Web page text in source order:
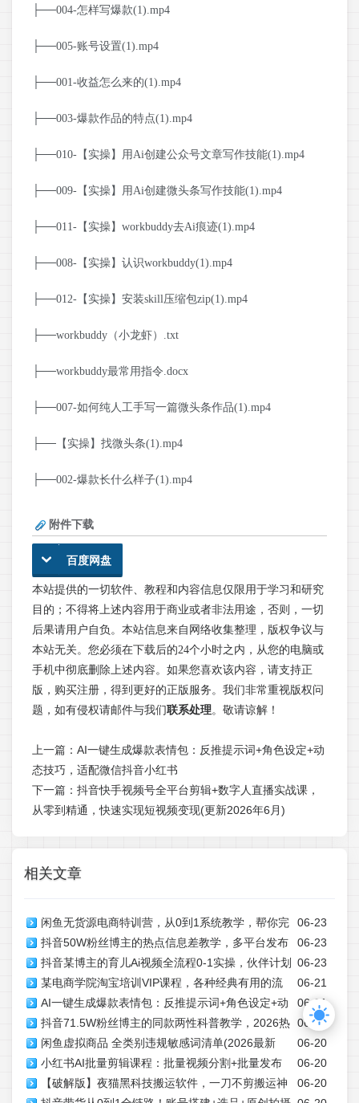
├──004-怎样写爆款(1).mp4
├──005-账号设置(1).mp4
├──001-收益怎么来的(1).mp4
├──003-爆款作品的特点(1).mp4
├──010-【实操】用Ai创建公众号文章写作技能(1).mp4
├──009-【实操】用Ai创建微头条写作技能(1).mp4
├──011-【实操】workbuddy去Ai痕迹(1).mp4
├──008-【实操】认识workbuddy(1).mp4
├──012-【实操】安装skill压缩包zip(1).mp4
├──workbuddy（小龙虾）.txt
├──workbuddy最常用指令.docx
├──007-如何纯人工手写一篇微头条作品(1).mp4
├──【实操】找微头条(1).mp4
├──002-爆款长什么样子(1).mp4
附件下载
百度网盘
本站提供的一切软件、教程和内容信息仅限用于学习和研究
目的；不得将上述内容用于商业或者非法用途，否则，一切
后果请用户自负。本站信息来自网络收集整理，版权争议与
本站无关。您必须在下载后的24个小时之内，从您的电脑或
手机中彻底删除上述内容。如果您喜欢该内容，请支持正
版，购买注册，得到更好的正版服务。我们非常重视版权问
题，如有侵权请邮件与我们联系处理。敬请谅解！
上一篇： AI一键生成爆款表情包：反推提示词+角色设定+动
态技巧，适配微信抖音小红书
下一篇： 抖音快手视频号全平台剪辑+数字人直播实战课，
从零到精通，快速实现短视频变现(更新2026年6月)​
相关文章
06-23
闲鱼无货源电商特训营，从0到1系统教学，帮你完
整掌握闲鱼无货源电商的运营方法
06-23
抖音50W粉丝博主的热点信息差教学，多平台发布
(抖音快手B站视频号微博等)，1个视频多份收益，月入
2W+
06-23
抖音某博主的育儿Ai视频全流程0-1实操，伙伴计划
+分成计划+商单收徒等多种收益，日入300+
06-21
某电商学院淘宝培训VIP课程，各种经典有用的流
量获取秘籍，改善运营产品没利润的处境(2026年6月)06-21
AI一键生成爆款表情包：反推提示词+角色设定+动
态技巧，适配微信抖音小红书
06-21
抖音71.5W粉丝博主的同款两性科普教学，2026热
门赛道，操作简单，轻松上手，0基础也能做，吃伙伴+精
选收益
06-20
闲鱼虚拟商品 全类别违规敏感词清单(2026最新
06-20
小红书AI批量剪辑课程：批量视频分割+批量发布
+交叉发布，多账号矩阵运营提效
06-20
【破解版】夜猫黑科技搬运软件，一刀不剪搬运神